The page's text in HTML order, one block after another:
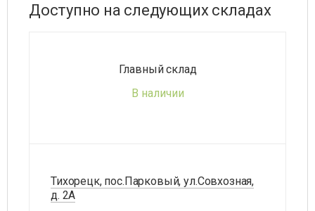
Доступно на следующих складах
Главный склад
В наличии
Тихорецк, пос.Парковый, ул.Совхозная,
д. 2А